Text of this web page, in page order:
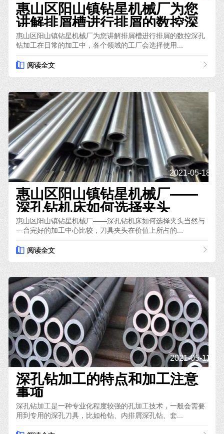
惠山区阳山镇钻星机械厂为您
讲解排屑槽进行排屑的数控深
孔钻加工
惠山区阳山镇钻星机械厂为您讲解排屑槽进行排屑的数控深孔
钻加工在日常的加工中，各个领域的工厂会选择使用...
阅读全文
2021-05-18
惠山区阳山镇钻星机械厂——
深孔钻机床如何选择夹头
惠山区阳山镇钻星机械厂——深孔钻机床如何选择夹头当然与
一台完好的加工中心比较，刀具夹头在价值上所占的...
阅读全文
2021-05-11
深孔钻加工的特点和加工注意
事项
深孔钻加工是一种专业化程度较强的孔加工技术，一般会需要
用到专用的深孔刀具，比如枪钻、内排屑深孔钻、套...